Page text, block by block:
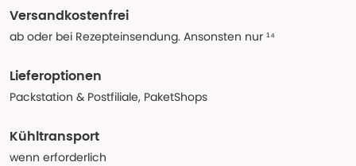
Versandkostenfrei
ab oder bei Rezepteinsendung. Ansonsten nur ¹⁴
Lieferoptionen
Packstation & Postfiliale, PaketShops
Kühltransport
wenn erforderlich